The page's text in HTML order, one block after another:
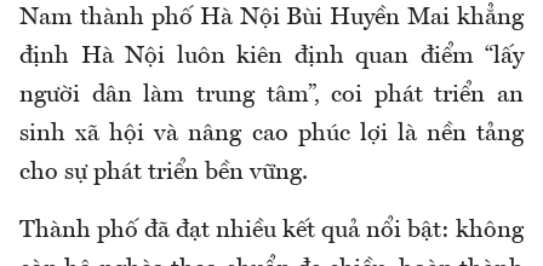
Nam thành phố Hà Nội Bùi Huyền Mai khẳng
định Hà Nội luôn kiên định quan điểm “lấy
người dân làm trung tâm”, coi phát triển an
sinh xã hội và nâng cao phúc lợi là nền tảng
cho sự phát triển bền vững.
Thành phố đã đạt nhiều kết quả nổi bật: không